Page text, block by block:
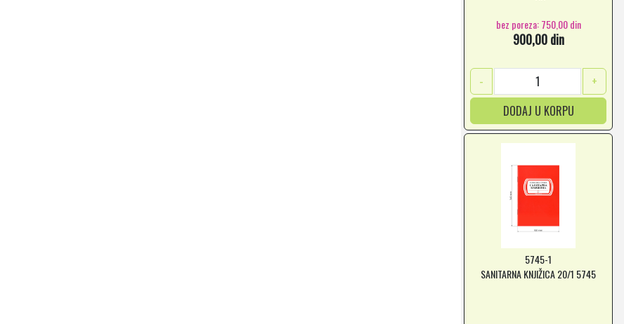
bez poreza: 750,00 din
900,00 din
-
+
DODAJ U KORPU
5745-1
SANITARNA KNJIŽICA 20/1 5745